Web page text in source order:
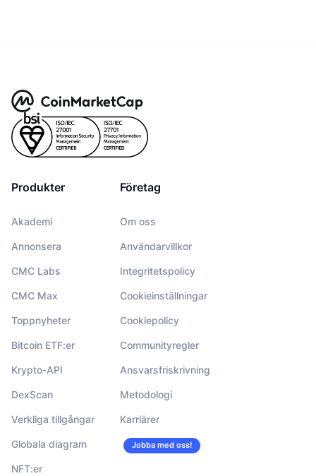
Produkter
Akademi
Annonsera
CMC Labs
CMC Max
Toppnyheter
Bitcoin ETF:er
Krypto-API
DexScan
Verkliga tillgångar
Globala diagram
NFT:er
Företag
Om oss
Användarvillkor
Integritetspolicy
Cookieinställningar
Cookiepolicy
Communityregler
Ansvarsfriskrivning
Metodologi
Karriärer
Jobba med oss!